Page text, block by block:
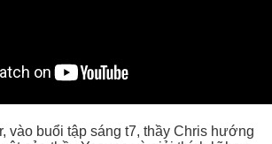
vào buổi tập sáng t7, thầy Chris hướng